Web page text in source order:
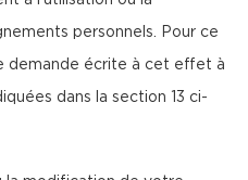
personnels. Pour ce
demande écrite à cet effet à
dans la section 13 ci-